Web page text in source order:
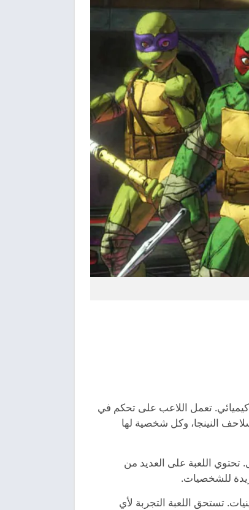
لتلوث كيميائي. تعمل اللاعب على تحكم في
النينجا، وكل شخصية لها
والقتال. تحتوي اللعبة على العديد من
للشخصيات.
في التسعينيات. تستحق اللعبة التجربة لأي